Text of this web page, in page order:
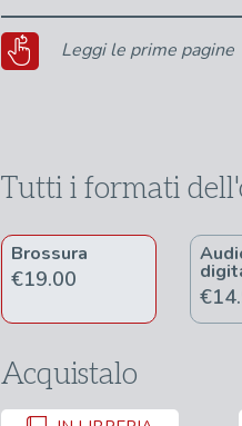
Leggi le prime pagine
Tutti i formati
Brossura
€19.00
Acquistalo